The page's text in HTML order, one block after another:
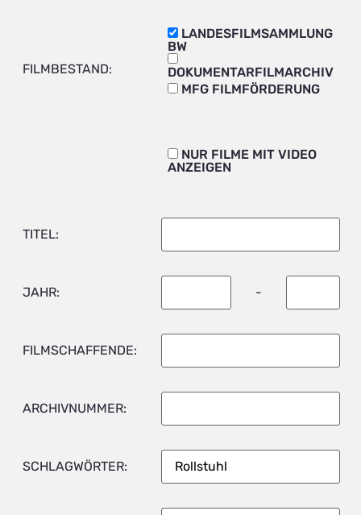
FILMBESTAND:
LANDESFILMSAMMLUNG
BW
DOKUMENTARFILMARCHIV
MFG FILMFÖRDERUNG
NUR FILME MIT VIDEO
ANZEIGEN
TITEL:
JAHR: -
FILMSCHAFFENDE:
ARCHIVNUMMER:
SCHLAGWÖRTER: